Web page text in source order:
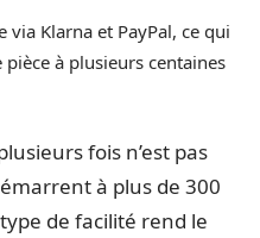
Klarna et PayPal, ce qui
pièce à plusieurs centaines
fois n’est pas
à plus de 300
de facilité rend le